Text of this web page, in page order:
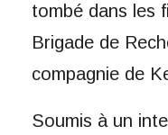
tombé dans les
Brigade de
compagnie de
Soumis à un